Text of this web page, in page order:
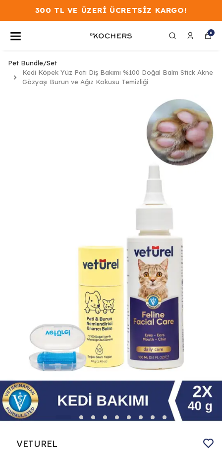
300 TL VE ÜZERİ ÜCRETSİZ KARGO!
0
Pet Bundle/Set
Kedi Köpek Yüz Pati Diş Bakımı %100 Doğal Balm Stick Akne
Gözyaşı Burun ve Ağız Kokusu Temizliği
VETUREL